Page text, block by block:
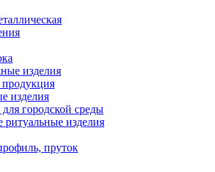
изделия
изделия
городской среды
ритуальные изделия
пруток